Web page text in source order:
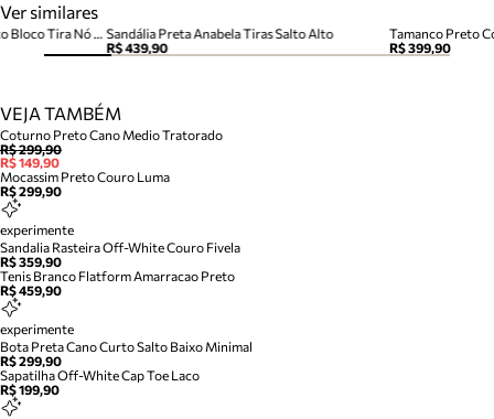
Ver similares
Sandália Preta Anabela Tiras Salto Alto
R$ 439,90
Tamanco Preto
R$ 399,90
Sandália Preta Couro Salto Alto Bloco Tira Nó Camila
VEJA TAMBÉM
Coturno Preto Cano Medio Tratorado
R$ 299,90
R$ 149,90
Mocassim Preto Couro Luma
R$ 299,90
experimente
Sandalia Rasteira Off-White Couro Fivela
R$ 359,90
Tenis Branco Flatform Amarracao Preto
R$ 459,90
experimente
Bota Preta Cano Curto Salto Baixo Minimal
R$ 299,90
Sapatilha Off-White Cap Toe Laco
R$ 199,90